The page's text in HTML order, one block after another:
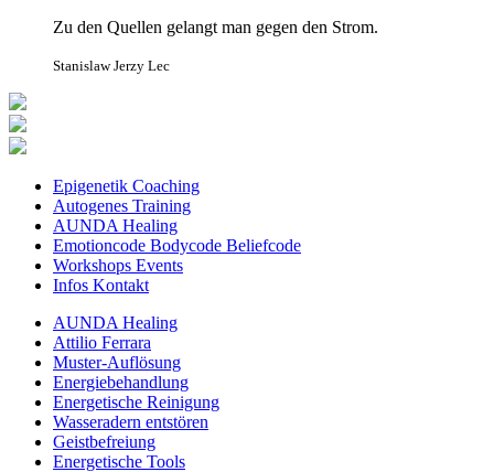
Zu den Quellen gelangt man gegen den Strom.
Stanislaw Jerzy Lec
Epigenetik Coaching
Autogenes Training
AUNDA Healing
Emotioncode Bodycode Beliefcode
Workshops Events
Infos Kontakt
AUNDA Healing
Attilio Ferrara
Muster-Auflösung
Energiebehandlung
Energetische Reinigung
Wasseradern entstören
Geistbefreiung
Energetische Tools